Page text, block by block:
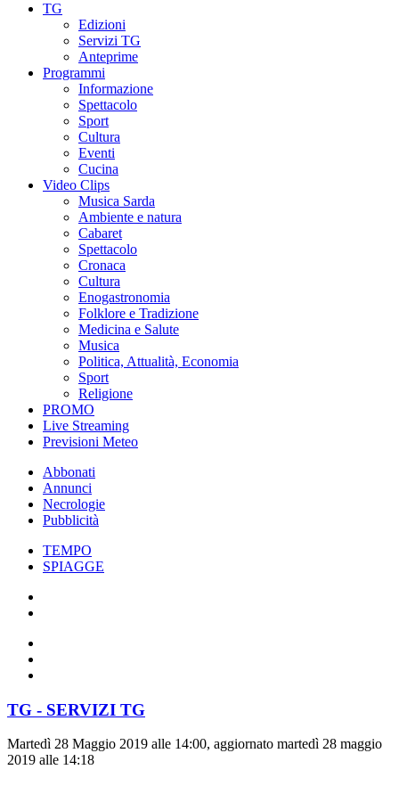
TG
Edizioni
Servizi TG
Anteprime
Programmi
Informazione
Spettacolo
Sport
Cultura
Eventi
Cucina
Video Clips
Musica Sarda
Ambiente e natura
Cabaret
Spettacolo
Cronaca
Cultura
Enogastronomia
Folklore e Tradizione
Medicina e Salute
Musica
Politica, Attualità, Economia
Sport
Religione
PROMO
Live Streaming
Previsioni Meteo
Abbonati
Annunci
Necrologie
Pubblicità
TEMPO
SPIAGGE
TG - SERVIZI TG
Martedì 28 Maggio 2019 alle 14:00, aggiornato martedì 28 maggio
2019 alle 14:18